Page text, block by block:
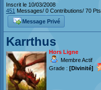
Inscrit le 10/03/2008
451 Messages/ 0 Contributions/ 70 Pts
Message Privé
Karrthus
Hors Ligne
Membre Actif
Grade : [Divinité]